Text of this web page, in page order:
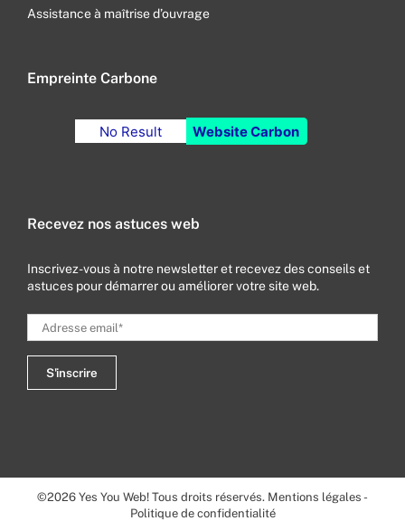
Assistance à maîtrise d’ouvrage
Empreinte Carbone
No Result Website Carbon
Recevez nos astuces web
Inscrivez-vous à notre newsletter et recevez des conseils et
astuces pour démarrer ou améliorer votre site web.
©2026 Yes You Web! Tous droits réservés. Mentions légales -
Politique de confidentialité